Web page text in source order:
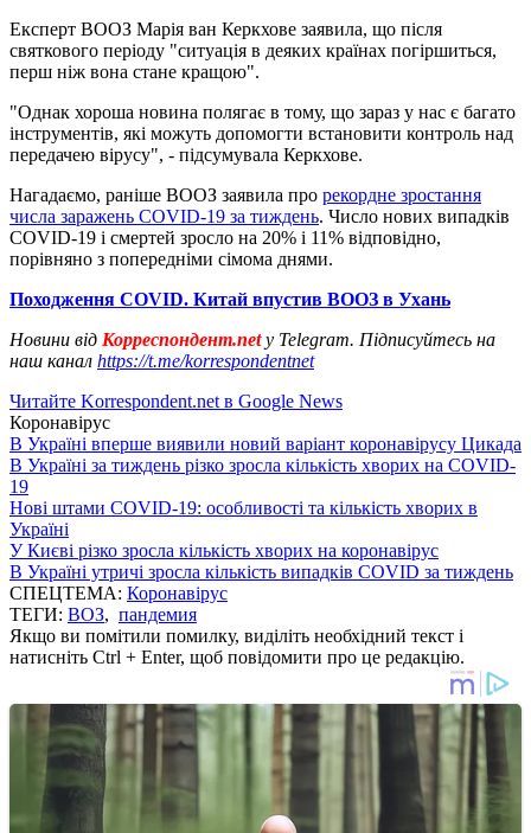
Експерт ВООЗ Марія ван Керкхове заявила, що після
святкового періоду "ситуація в деяких країнах погіршиться,
перш ніж вона стане кращою".
"Однак хороша новина полягає в тому, що зараз у нас є багато
інструментів, які можуть допомогти встановити контроль над
передачею вірусу", - підсумувала Керкхове.
Нагадаємо, раніше ВООЗ заявила про рекордне зростання
числа заражень COVID-19 за тиждень. Число нових випадків
COVID-19 і смертей зросло на 20% і 11% відповідно,
порівняно з попередніми сімома днями.
Походження COVID. Китай впустив ВООЗ в Ухань
Новини від Корреспондент.netу Telegram. Підписуйтесь на
наш канал https://t.me/korrespondentnet
Читайте Korrespondent.net в Google News
Коронавірус
В Україні вперше виявили новий варіант коронавірусу Цикада
В Україні за тиждень різко зросла кількість хворих на COVID-
19
Нові штами COVID-19: особливості та кількість хворих в
Україні
У Києві різко зросла кількість хворих на коронавірус
В Україні утричі зросла кількість випадків COVID за тиждень
СПЕЦТЕМА: Коронавірус
ТЕГИ: ВОЗ, пандемия
Якщо ви помітили помилку, виділіть необхідний текст і
натисніть Ctrl + Enter, щоб повідомити про це редакцію.